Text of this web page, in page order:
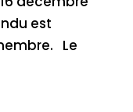
est
Le